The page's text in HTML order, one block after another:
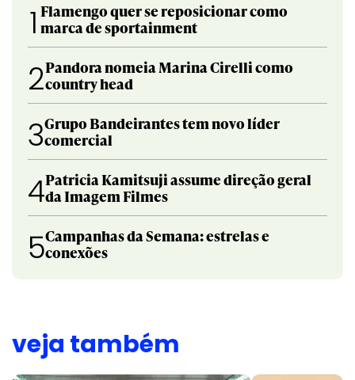
1 Flamengo quer se reposicionar como
marca de sportainment
2Pandora nomeia Marina Cirelli como
country head
3Grupo Bandeirantes tem novo líder
comercial
4Patricia Kamitsuji assume direção geral
da Imagem Filmes
5Campanhas da Semana: estrelas e
conexões
veja também